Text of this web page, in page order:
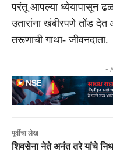
परंतू आपल्या ध्येयापासून
उतारांना खंबीरपणे तोंड देत
तरूणाची गाथा- जीवनदाता.
-
पूर्वीचा लेख
शिवसेना नेते अनंत तरे यांचे